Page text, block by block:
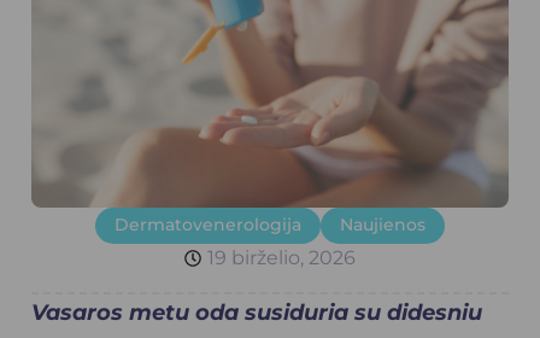
Dermatovenerologija Naujienos
19 birželio, 2026
Vasaros metu oda susiduria su didesniu